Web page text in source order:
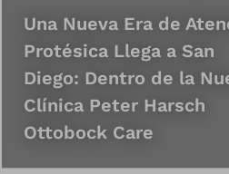
Una Nueva Era de
Protésica Llega a San
Diego: Dentro de la
Clínica Peter Harsch
Ottobock Care